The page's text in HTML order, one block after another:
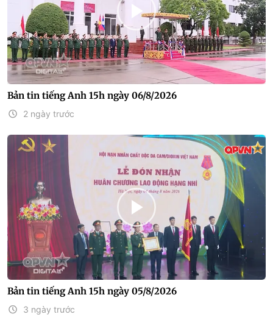
Bản tin tiếng Anh 15h ngày 06/8/2026
2 ngày trước
Bản tin tiếng Anh 15h ngày 05/8/2026
3 ngày trước